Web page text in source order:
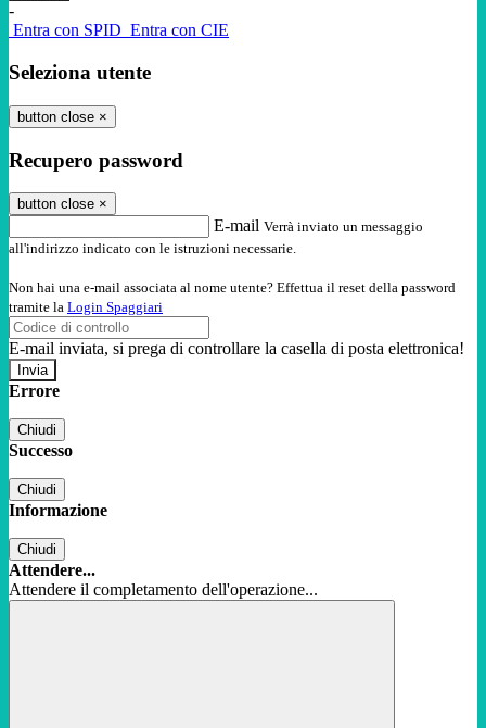
-
Entra con SPID Entra con CIE
Seleziona utente
button close ×
Recupero password
button close ×
E-mail Verrà inviato un messaggio
all'indirizzo indicato con le istruzioni necessarie.
Non hai una e-mail associata al nome utente? Effettua il reset della password
tramite la Login Spaggiari
E-mail inviata, si prega di controllare la casella di posta elettronica!
Errore
Chiudi
Successo
Chiudi
Informazione
Chiudi
Attendere...
Attendere il completamento dell'operazione...